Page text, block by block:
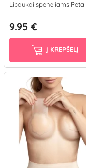
Lipdukai speneliams Petal
9.95 €
Į KREPŠELĮ